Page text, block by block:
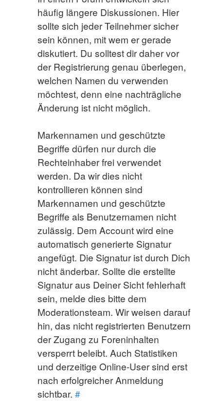
häufig längere Diskussionen. Hier
sollte sich jeder Teilnehmer sicher
sein können, mit wem er gerade
diskutiert. Du solltest dir daher vor
der Registrierung genau überlegen,
welchen Namen du verwenden
möchtest, denn eine nachträgliche
Änderung ist nicht möglich.
Markennamen und geschützte
Begriffe dürfen nur durch die
Rechteinhaber frei verwendet
werden. Da wir dies nicht
kontrollieren können sind
Markennamen und geschützte
Begriffe als Benutzernamen nicht
zulässig. Dem Account wird eine
automatisch generierte Signatur
angefügt. Die Signatur ist durch Dich
nicht änderbar. Sollte die erstellte
Signatur aus Deiner Sicht fehlerhaft
sein, melde dies bitte dem
Moderationsteam. Wir weisen darauf
hin, das nicht registrierten Benutzern
der Zugang zu Foreninhalten
versperrt beleibt. Auch Statistiken
und derzeitige Online-User sind erst
nach erfolgreicher Anmeldung
sichtbar. #